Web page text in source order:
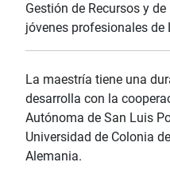
Gestión de Recursos y
jóvenes profesionales
La maestría tiene una
desarrolla con la
Autónoma de San Luis
Universidad de Colonia
Alemania.